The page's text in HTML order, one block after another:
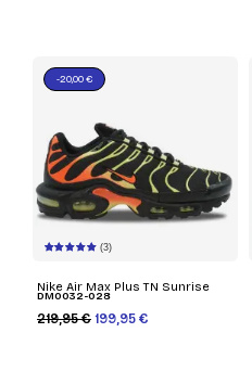
(3)
Nike Air Max Plus TN Sunrise
DM0032-028
219,95 € 199,95 €
-20,00 €